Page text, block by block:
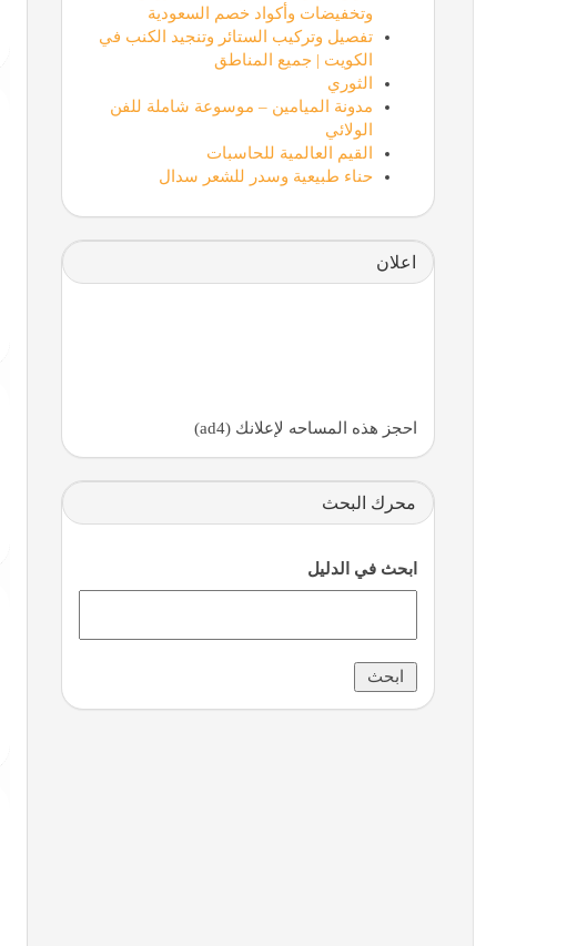
لمة فكر | مجتمع تفاعلي عربي لصناع المحتوى وريادة الأعمال
وتخفيضات وأكواد خصم السعودية
تفصيل وتركيب الستائر وتنجيد الكنب في
الكويت | جميع المناطق
الثوري
مدونة الميامين – موسوعة شاملة للفن
الولائي
القيم العالمية للحاسبات
حناء طبيعية وسدر للشعر سدال
اعلان
احجز هذه المساحه لإعلانك (ad4)
محرك البحث
ابحث في الدليل